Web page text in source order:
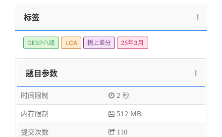
标签
GESP八级 LCA 树上差分 25年3月
题目参数
时间限制
2 秒
内存限制
512 MB
提交次数
110